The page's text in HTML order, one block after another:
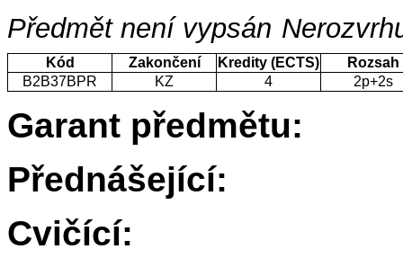
Předmět není vypsán
Kód Zakončení Kredity (ECTS)
Rozsah
B2B37BPR
KZ 4 2p+2s
Garant předmětu:
Přednášející:
Cvičící: